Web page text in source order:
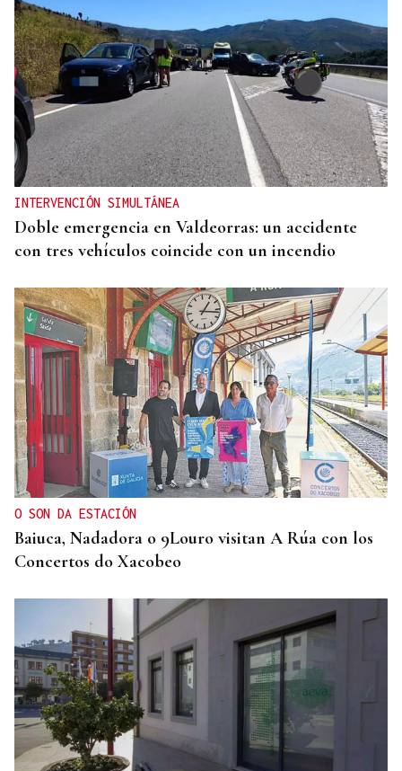
INTERVENCIÓN SIMULTÁNEA
Doble emergencia en Valdeorras: un accidente
con tres vehículos coincide con un incendio
O SON DA ESTACIÓN
Baiuca, Nadadora o 9Louro visitan A Rúa con los
Concertos do Xacobeo